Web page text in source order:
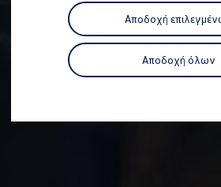
Αποδοχή
Αποδοχή όλων
Εξουσιοδοτημένο Δίκτυο
Αστυπάλαια: Κίνητρα Επιδότησης
Volkswagen Bulli - 75 Χρόνια
Bulli magazine
VW Bus History